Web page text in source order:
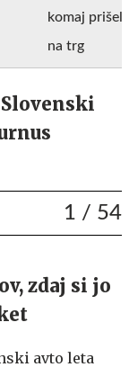
komaj prišel
na trg
1 / 54
zdaj si jo
avto leta